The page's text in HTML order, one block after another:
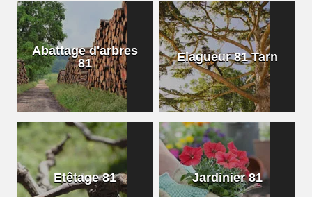
Abattage d'arbres
81
Elagueur 81 Tarn
Etêtage 81 Jardinier 81